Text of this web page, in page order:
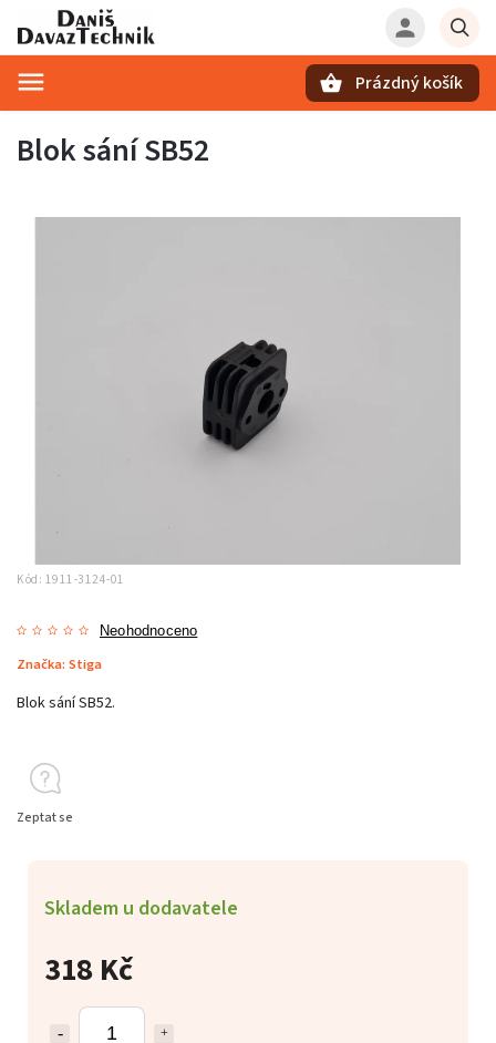
Prázdný košík
Blok sání SB52
Kód: 1911-3124-01
Neohodnoceno
Značka: Stiga
318 Kč
Skladem u dodavatele
Blok sání SB52.
Zeptat se